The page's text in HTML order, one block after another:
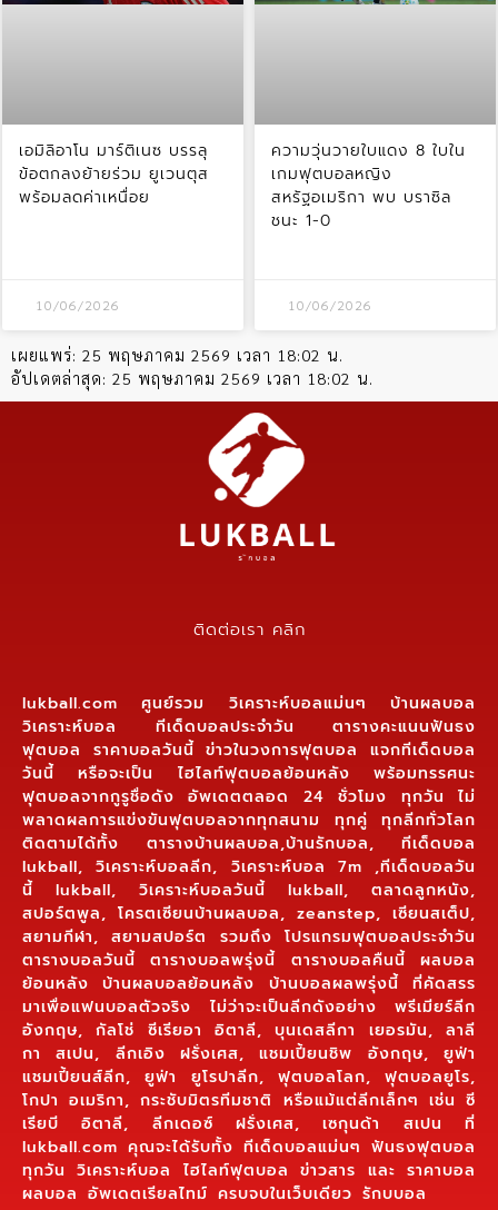
เอมิลิอาโน มาร์ติเนซ บรรลุ
ข้อตกลงย้ายร่วม ยูเวนตุส
พร้อมลดค่าเหนื่อย
10/06/2026
ความวุ่นวายใบแดง 8 ใบใน
เกมฟุตบอลหญิง
สหรัฐอเมริกา พบ บราซิล
ชนะ 1-0
10/06/2026
เผยแพร่: 25 พฤษภาคม 2569 เวลา 18:02 น.
อัปเดตล่าสุด: 25 พฤษภาคม 2569 เวลา 18:02 น.
ติดต่อเรา คลิก
lukball.com ศูนย์รวม วิเคราะห์บอลแม่นๆ บ้านผลบอล
วิเคราะห์บอล ทีเด็ดบอลประจำวัน ตารางคะแนนฟันธง
ฟุตบอล ราคาบอลวันนี้ ข่าวในวงการฟุตบอล แจกทีเด็ดบอล
วันนี้ หรือจะเป็น ไฮไลท์ฟุตบอลย้อนหลัง พร้อมทรรศนะ
ฟุตบอลจากกูรูชื่อดัง อัพเดตตลอด 24 ชั่วโมง ทุกวัน ไม่
พลาดผลการแข่งขันฟุตบอลจากทุกสนาม ทุกคู่ ทุกลีกทั่วโลก
ติดตามได้ทั้ง ตารางบ้านผลบอล,บ้านรักบอล, ทีเด็ดบอล
lukball, วิเคราะห์บอลลีก, วิเคราะห์บอล 7m ,ทีเด็ดบอลวัน
นี้ lukball, วิเคราะห์บอลวันนี้ lukball, ตลาดลูกหนัง,
สปอร์ตพูล, โครตเซียนบ้านผลบอล, zeanstep, เซียนสเต็ป,
สยามกีฬา, สยามสปอร์ต รวมถึง โปรแกรมฟุตบอลประจำวัน
ตารางบอลวันนี้ ตารางบอลพรุ่งนี้ ตารางบอลคืนนี้ ผลบอล
ย้อนหลัง บ้านผลบอลย้อนหลัง บ้านบอลผลพรุ่งนี้ ที่คัดสรร
มาเพื่อแฟนบอลตัวจริง ไม่ว่าจะเป็นลีกดังอย่าง พรีเมียร์ลีก
อังกฤษ, กัลโช่ ซีเรียอา อิตาลี, บุนเดสลีกา เยอรมัน, ลาลี
กา สเปน, ลีกเอิง ฝรั่งเศส, แชมเปี้ยนชิพ อังกฤษ, ยูฟ่า
แชมเปี้ยนส์ลีก, ยูฟ่า ยูโรปาลีก, ฟุตบอลโลก, ฟุตบอลยูโร,
โกปา อเมริกา, กระชับมิตรทีมชาติ หรือแม้แต่ลีกเล็กๆ เช่น ซี
เรียบี อิตาลี, ลีกเดอซ์ ฝรั่งเศส, เซกุนด้า สเปน ที่
lukball.com คุณจะได้รับทั้ง ทีเด็ดบอลแม่นๆ ฟันธงฟุตบอล
ทุกวัน วิเคราะห์บอล ไฮไลท์ฟุตบอล ข่าวสาร และ ราคาบอล
ผลบอล อัพเดตเรียลไทม์ ครบจบในเว็บเดียว รักบบอล